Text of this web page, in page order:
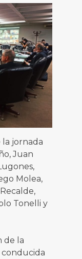
jornada
Juan
Molea,
Tonelli y
de la
conducida